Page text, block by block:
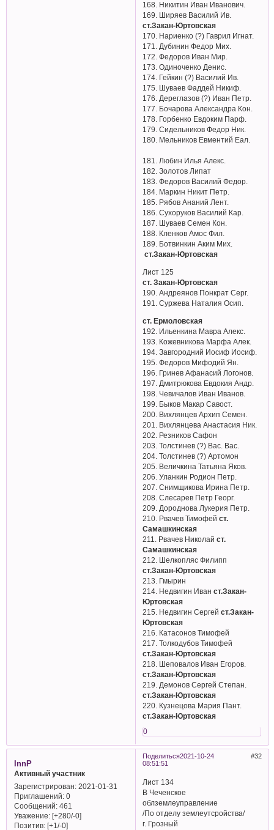
168. Никитин Иван Иванович.
169. Ширяев Василий Ив.
ст.Закан-Юртовская
170. Нариенко (?) Гаврил Игнат.
171. Дубинин Федор Мих.
172. Федоров Иван Мир.
173. Одиноченко Денис.
174. Гейкин (?) Василий Ив.
175. Шуваев Фаддей Никиф.
176. Дереглазов (?) Иван Петр.
177. Бочарова Александра Кон.
178. Горбенко Евдоким Парф.
179. Сидельников Федор Ник.
180. Мельников Евментий Еал.
181. Любин Илья Алекс.
182. Золотов Липат
183. Федоров Василий Федор.
184. Маркин Никит Петр.
185. Рябов Ананий Лент.
186. Сухоруков Василий Кар.
187. Шуваев Семен Кон.
188. Кленков Амос Фил.
189. Ботвинкин Аким Мих.
ст.Закан-Юртовская
Лист 125
ст. Закан-Юртовская
190. Андреянов Понкрат Серг.
191. Суржева Наталия Осип.
ст. Ермоловская
192. Ильенкина Мавра Алекс.
193. Кожевникова Марфа Алек.
194. Завгородний Иосиф Иосиф.
195. Федоров Мифодий Ян.
196. Гринев Афанасий Логонов.
197. Дмитрюкова Евдокия Андр.
198. Чевичалов Иван Иванов.
199. Быков Макар Савост.
200. Вихлянцев Архип Семен.
201. Вихлянцева Анастасия Ник.
202. Резников Сафон
203. Толстинев (?) Вас. Вас.
204. Толстинев (?) Артомон
205. Величкина Татьяна Яков.
206. Уланкин Родион Петр.
207. Снимщикова Ирина Петр.
208. Слесарев Петр Георг.
209. Дороднова Лукерия Петр.
210. Рвачев Тимофейст.
Самашкинская
211. Рвачев Николайст.
Самашкинская
212. Шелкопляс Филипп
ст.Закан-Юртовская
213. Гмырин
214. Недвигин Иванст.Закан-
Юртовская
215. Недвигин Сергейст.Закан-
Юртовская
216. Катасонов Тимофей
217. Толкодубов Тимофей
ст.Закан-Юртовская
218. Шеповалов Иван Егоров.
ст.Закан-Юртовская
219. Демонов Сергей Степан.
ст.Закан-Юртовская
220. Кузнецова Мария Пант.
ст.Закан-Юртовская
0
Поделиться 32
2021-10-24
08:51:51
InnP
Активный участник
Зарегистрирован: 2021-01-31
Приглашений:0
Сообщений:461
Уважение: [+280/-0]
Позитив: [+1/-0]
Лист 134
В Чеченское
облземлеуправление
/По отделу землеутсройства/
г. Грозный